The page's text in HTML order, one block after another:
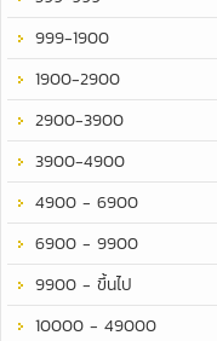
999-1900
1900-2900
2900-3900
3900-4900
4900 - 6900
6900 - 9900
9900 - ขึ้นไป
10000 - 49000